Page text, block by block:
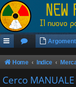
Home Indice
Cerco